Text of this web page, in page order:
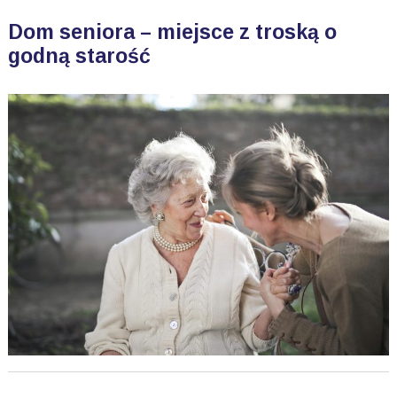
Dom seniora – miejsce z troską o
godną starość